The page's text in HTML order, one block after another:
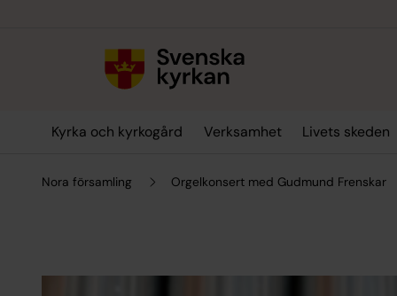
Kyrka och kyrkogård Verksamhet Livets skeden
Nora församling Orgelkonsert med Gudmund Frenskar